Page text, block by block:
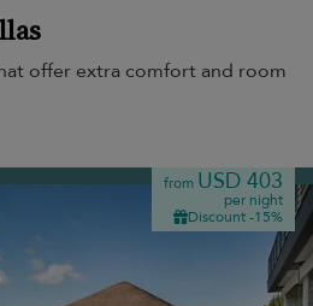
offer extra comfort and room
from USD 403
per night
Discount -15%